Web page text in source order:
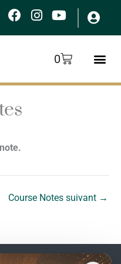
F
c
o
k
I
s
g
Y
u
t
u
b
0
Panier
Course Notes suivant →